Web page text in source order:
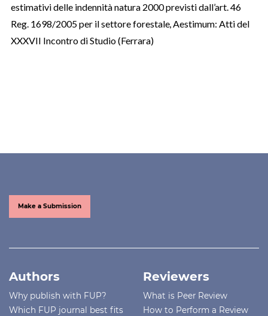
estimativi delle indennità natura 2000 previsti dall’art. 46
Reg. 1698/2005 per il settore forestale,Aestimum: Atti del
XXXVII Incontro di Studio (Ferrara)
Make a Submission
Authors
Why publish with FUP?
Which FUP journal best fits
Reviewers
What is Peer Review
How to Perform a Review